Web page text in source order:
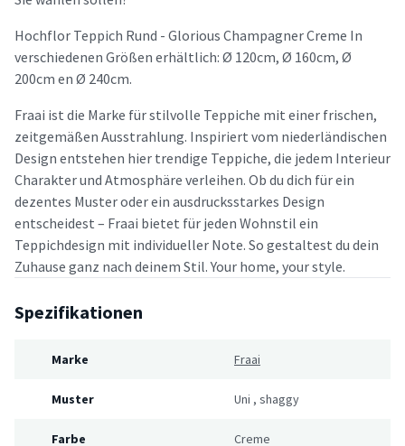
Hochflor Teppich Rund - Glorious Champagner Creme In
verschiedenen Größen erhältlich: Ø 120cm, Ø 160cm, Ø
200cm en Ø 240cm.
Fraai ist die Marke für stilvolle Teppiche mit einer frischen,
zeitgemäßen Ausstrahlung. Inspiriert vom niederländischen
Design entstehen hier trendige Teppiche, die jedem Interieur
Charakter und Atmosphäre verleihen. Ob du dich für ein
dezentes Muster oder ein ausdrucksstarkes Design
entscheidest – Fraai bietet für jeden Wohnstil ein
Teppichdesign mit individueller Note. So gestaltest du dein
Zuhause ganz nach deinem Stil. Your home, your style.
Spezifikationen
Marke Fraai
Muster Uni , shaggy
Farbe Creme